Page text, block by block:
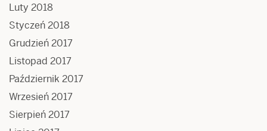
Luty 2018
Styczeń 2018
Grudzień 2017
Listopad 2017
Październik 2017
Wrzesień 2017
Sierpień 2017